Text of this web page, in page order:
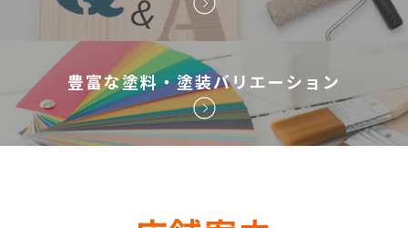
豊富な塗料・塗装バリエーション